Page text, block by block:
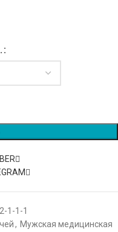
1-1-1
, Мужская медицинская